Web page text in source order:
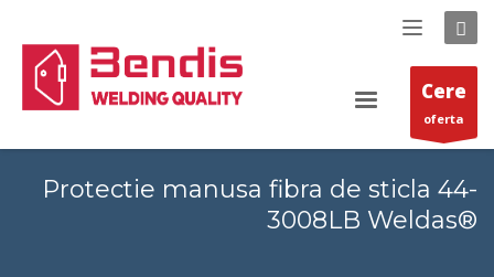
Cere
oferta
Protectie manusa fibra de sticla 44-
3008LB Weldas®